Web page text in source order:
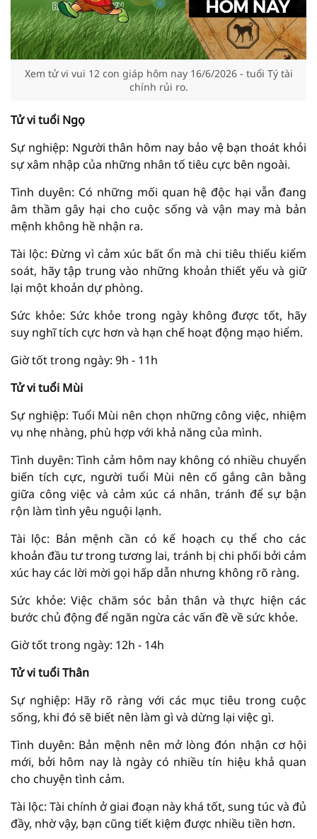
Xem tử vi vui 12 con giáp hôm nay 16/6/2026 - tuổi Tý tài
chính rủi ro.
Tử vi tuổi Ngọ
Sự nghiệp: Người thân hôm nay bảo vệ bạn thoát khỏi
sự xâm nhập của những nhân tố tiêu cực bên ngoài.
Tình duyên: Có những mối quan hệ độc hại vẫn đang
âm thầm gây hại cho cuộc sống và vận may mà bản
mệnh không hề nhận ra.
Tài lộc: Đừng vì cảm xúc bất ổn mà chi tiêu thiếu kiểm
soát, hãy tập trung vào những khoản thiết yếu và giữ
lại một khoản dự phòng.
Sức khỏe: Sức khỏe trong ngày không được tốt, hãy
suy nghĩ tích cực hơn và hạn chế hoạt động mạo hiểm.
Giờ tốt trong ngày: 9h - 11h
Tử vi tuổi Mùi
Sự nghiệp: Tuổi Mùi nên chọn những công việc, nhiệm
vụ nhẹ nhàng, phù hợp với khả năng của mình.
Tình duyên: Tình cảm hôm nay không có nhiều chuyển
biến tích cực, người tuổi Mùi nên cố gắng cân bằng
giữa công việc và cảm xúc cá nhân, tránh để sự bận
rộn làm tình yêu nguội lạnh.
Tài lộc: Bản mệnh cần có kế hoạch cụ thể cho các
khoản đầu tư trong tương lai, tránh bị chi phối bởi cảm
xúc hay các lời mời gọi hấp dẫn nhưng không rõ ràng.
Sức khỏe: Việc chăm sóc bản thân và thực hiện các
bước chủ động để ngăn ngừa các vấn đề về sức khỏe.
Giờ tốt trong ngày: 12h - 14h
Tử vi tuổi Thân
Sự nghiệp: Hãy rõ ràng với các mục tiêu trong cuộc
sống, khi đó sẽ biết nên làm gì và dừng lại việc gì.
Tình duyên: Bản mệnh nên mở lòng đón nhận cơ hội
mới, bởi hôm nay là ngày có nhiều tín hiệu khả quan
cho chuyện tình cảm.
Tài lộc: Tài chính ở giai đoạn này khá tốt, sung túc và đủ
đầy, nhờ vậy, bạn cũng tiết kiệm được nhiều tiền hơn.